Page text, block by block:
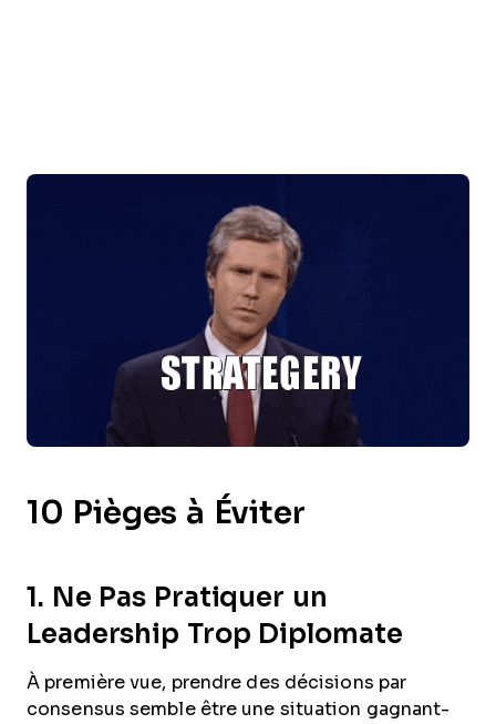
10 Pièges à Éviter
1. Ne Pas Pratiquer un
Leadership Trop Diplomate
À première vue, prendre des décisions par
consensus semble être une situation gagnant-